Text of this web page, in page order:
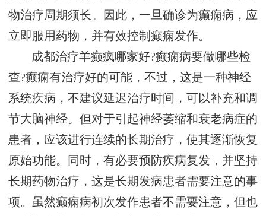
物治疗周期须长。因此，一旦确诊为癫痫病，应
立即服用药物，并有效控制癫痫发作。
成都治疗羊癫疯哪家好?癫痫病要做哪些检
查?癫痫有治疗好的可能，不过，这是一种神经
系统疾病，不建议延迟治疗时间，可以补充和调
节大脑神经。但对于引起神经萎缩和衰老病症的
患者，应该进行连续的长期治疗，使其逐渐恢复
原始功能。同时，有必要预防疾病复发，并坚持
长期药物治疗，这是长期发病患者需要注意的事
项。虽然癫痫病初次发作患者不需要注意，但也